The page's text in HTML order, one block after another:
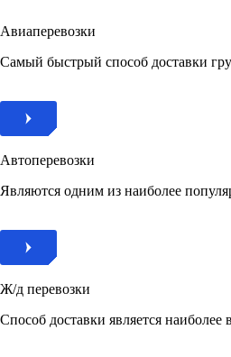
Авиаперевозки
Самый быстрый способ доставки
Автоперевозки
Являются одним из наиболее
Ж/д перевозки
Способ доставки является